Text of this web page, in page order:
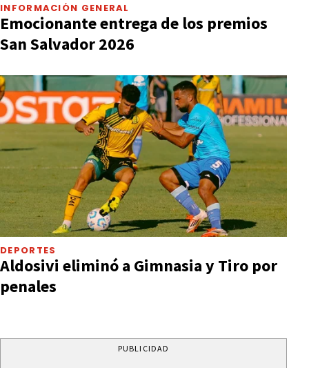
INFORMACIÓN GENERAL
Emocionante entrega de los premios
San Salvador 2026
DEPORTES
Aldosivi eliminó a Gimnasia y Tiro por
penales
PUBLICIDAD